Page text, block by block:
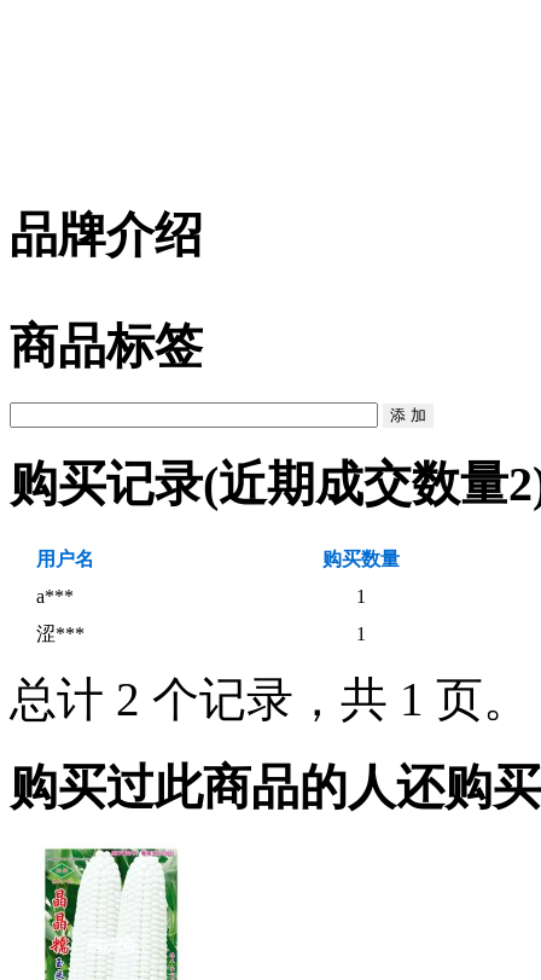
品牌介绍
商品标签
购买记录(近期成交数量2
用户名
购买数量
a***
1
涩***
1
总计 2 个记录，共 1 页。
购买过此商品的人还购